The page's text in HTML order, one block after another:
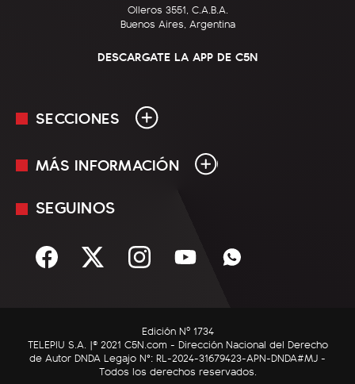
Olleros 3551, C.A.B.A.
Buenos Aires, Argentina
DESCARGATE LA APP DE C5N
SECCIONES
En Vivo
Sociedad
C5N Autos
RatingCero
MÁS INFORMACIÓN
Mediakit
Términos y condiciones
SEGUINOS
Edición Nº 1734
TELEPIU S.A. |© 2021 C5N.com - Dirección Nacional del Derecho
de Autor DNDA Legajo N°: RL-2024-31679423-APN-DNDA#MJ -
Todos los derechos reservados.